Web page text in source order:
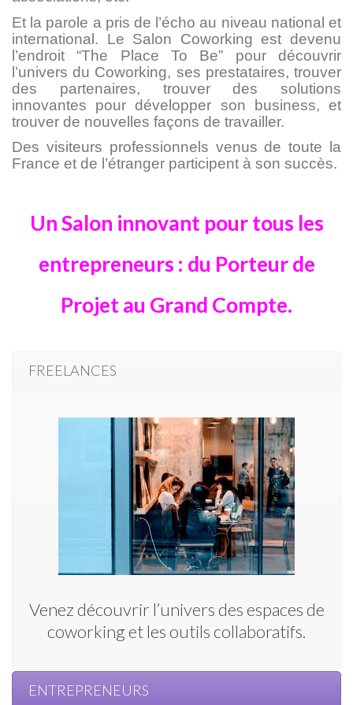
Et la parole a pris de l’écho au niveau national et
international. Le Salon Coworking est devenu
l’endroit “The Place To Be” pour découvrir
l’univers du Coworking, ses prestataires, trouver
des partenaires, trouver des solutions
innovantes pour développer son business, et
trouver de nouvelles façons de travailler.
Des visiteurs professionnels venus de toute la
France et de l’étranger participent à son succès.
Un Salon innovant pour tous les
entrepreneurs : du Porteur de
Projet au Grand Compte.
FREELANCES
Venez découvrir l’univers des espaces de
coworking et les outils collaboratifs.
ENTREPRENEURS